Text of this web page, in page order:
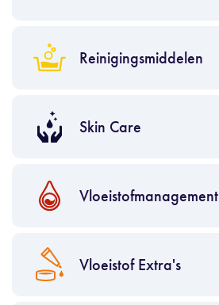
Reinigingsmiddelen
Skin Care
Vloeistofmanagement
Vloeistof Extra's